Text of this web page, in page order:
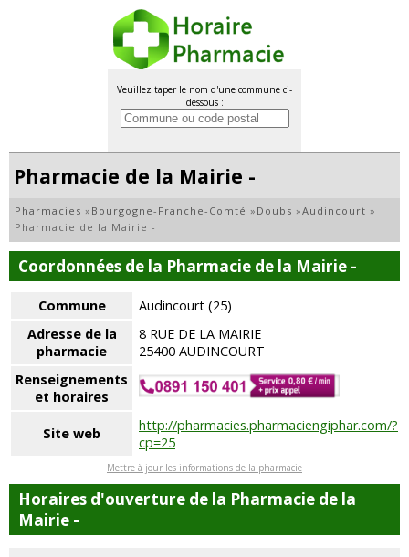
Veuillez taper le nom d'une commune ci-
dessous :
Pharmacie de la Mairie -
Pharmacies » Bourgogne-Franche-Comté » Doubs »Audincourt »
Pharmacie de la Mairie -
Coordonnées de la Pharmacie de la Mairie -
Commune
Audincourt (25)
Adresse de la
pharmacie
8 RUE DE LA MAIRIE
25400 AUDINCOURT
Renseignements
et horaires
Site web
http://pharmacies.pharmaciengiphar.com/?
cp=25
Mettre à jour les informations de la pharmacie
Horaires d'ouverture de la Pharmacie de la
Mairie -